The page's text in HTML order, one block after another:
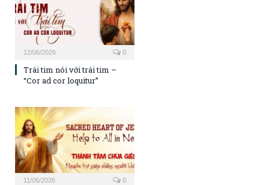
12/06/2026 0
Trái tim nói với trái tim –
“Cor ad cor loquitur”
11/06/2026 0